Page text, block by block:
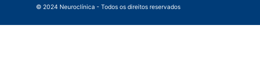
© 2024 Neuroclínica - Todos os direitos reservados